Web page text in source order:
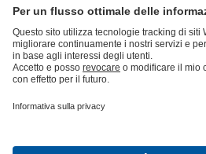
Catalogo prodottiKSB SupremeServ: